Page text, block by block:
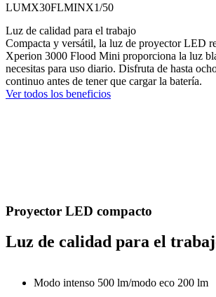
LUMX30FLMINX1/50
Luz de calidad para el trabajo
Compacta y versátil, la luz de proyector LED
Xperion 3000 Flood Mini proporciona la luz
necesitas para uso diario. Disfruta de hasta
continuo antes de tener que cargar la batería.
Ver todos los beneficios
Proyector LED compacto
Luz de calidad para el
Modo intenso 500 lm/modo eco 200 lm